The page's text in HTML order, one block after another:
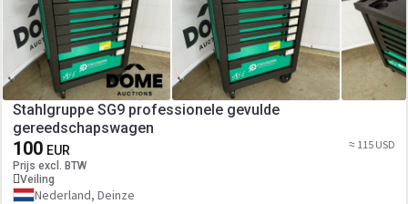
Stahlgruppe SG9 professionele gevulde
gereedschapswagen
100 EUR
Prijs excl. BTW
Veiling
≈ 115 USD
Nederland, Deinze